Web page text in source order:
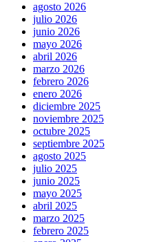
agosto 2026
julio 2026
junio 2026
mayo 2026
abril 2026
marzo 2026
febrero 2026
enero 2026
diciembre 2025
noviembre 2025
octubre 2025
septiembre 2025
agosto 2025
julio 2025
junio 2025
mayo 2025
abril 2025
marzo 2025
febrero 2025